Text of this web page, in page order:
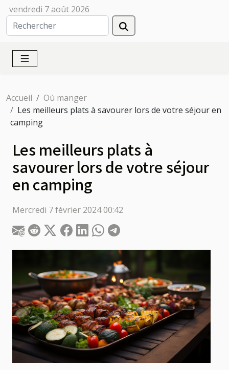
vendredi 7 août 2026
Accueil
Où manger
Les meilleurs plats à savourer lors de votre séjour en
camping
Les meilleurs plats à
savourer lors de votre séjour
en camping
Mercredi 7 février 2024 00:42